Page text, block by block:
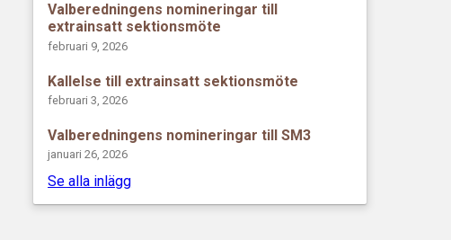
Valberedningens nomineringar till
extrainsatt sektionsmöte
februari 9, 2026
Kallelse till extrainsatt sektionsmöte
februari 3, 2026
Valberedningens nomineringar till SM3
januari 26, 2026
Se alla inlägg